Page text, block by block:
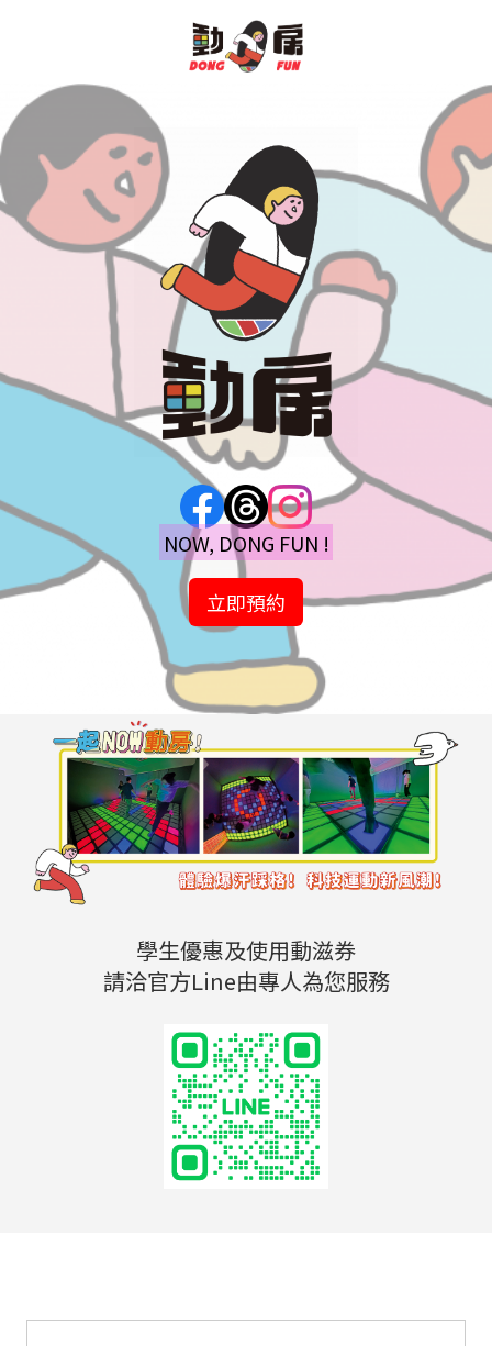
NOW, DONG FUN !
立即預約
學生優惠及使用動滋券
請洽官方Line由專人為您服務